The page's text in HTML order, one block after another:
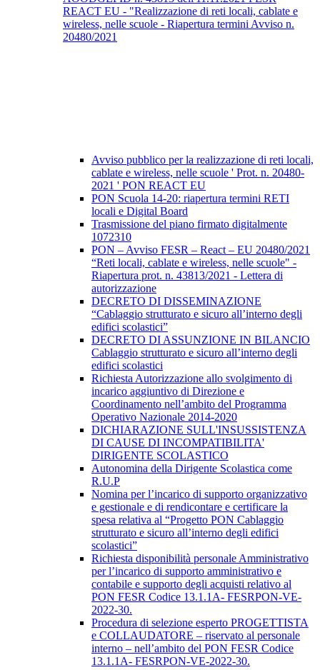
REACT EU - "Realizzazione di reti locali, cablate e
wireless, nelle scuole - Riapertura termini Avviso n.
20480/2021
Avviso pubblico per la realizzazione di reti locali,
cablate e wireless, nelle scuole ' Prot. n. 20480-
2021 ' PON REACT EU
PON Scuola 14-20: riapertura termini RETI
locali e Digital Board
Trasmissione del piano firmato digitalmente
1072310
PON – Avviso FESR – React – EU 20480/2021
“Reti locali, cablate e wireless, nelle scuole" -
Riapertura prot. n. 43813/2021 - Lettera di
autorizzazione
DECRETO DI DISSEMINAZIONE
“Cablaggio strutturato e sicuro all’interno degli
edifici scolastici”
DECRETO DI ASSUNZIONE IN BILANCIO
Cablaggio strutturato e sicuro all’interno degli
edifici scolastici
Richiesta Autorizzazione allo svolgimento di
incarico aggiuntivo di Direzione e
Coordinamento nell’ambito del Programma
Operativo Nazionale 2014-2020
DICHIARAZIONE SULL'INSUSSISTENZA
DI CAUSE DI INCOMPATIBILITA'
DIRIGENTE SCOLASTICO
Autonomina della Dirigente Scolastica come
R.U.P
Nomina per l’incarico di supporto organizzativo
e gestionale e di rendicontare e certificare la
spesa relativa al “Progetto PON Cablaggio
strutturato e sicuro all’interno degli edifici
scolastici”
Richiesta disponibilità personale Amministrativo
per l’incarico di supporto amministrativo e
contabile e supporto degli acquisti relativo al
PON FESR Codice 13.1.1A- FESRPON-VE-
2022-30.
Procedura di selezione esperto PROGETTISTA
e COLLAUDATORE – riservato al personale
interno – nell’ambito del PON FESR Codice
13.1.1A- FESRPON-VE-2022-30.